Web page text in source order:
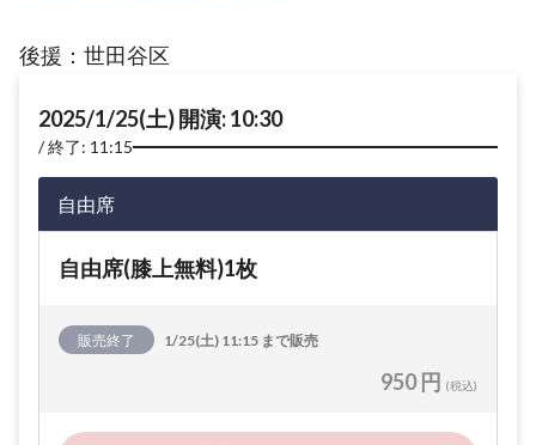
後援：世田谷区
2025/1/25(土) 開演: 10:30
終了: 11:15
自由席
自由席(膝上無料)1枚
販売終了 1/25(土) 11:15 まで販売
950 円 (税込)